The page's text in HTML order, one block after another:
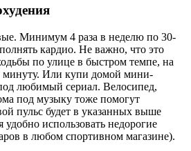
Минимум 4 раза в неделю по 30-
кардио. Не важно, что это
по улице в быстром темпе, на
минуту. Или купи домой мини-
любимый сериал. Велосипед,
под музыку тоже помогут
пульс будет в указанных выше
удобно использовать недорогие
в любом спортивном магазине).